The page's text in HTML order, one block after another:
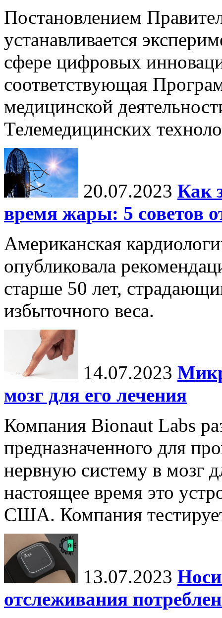
Постановлением
устанавливается
сфере цифровых
соответствующая
медицинской
Телемедицинских
20.07.2023 Как
время жары: 5 советов
Американская
опубликовала
старше 50 лет,
избыточного веса.
14.07.2023
мозг для его лечения
Компания Bionaut Labs
предназначенного для
нервную систему в мозг
настоящее время это
США. Компания
13.07.2023
отслеживания